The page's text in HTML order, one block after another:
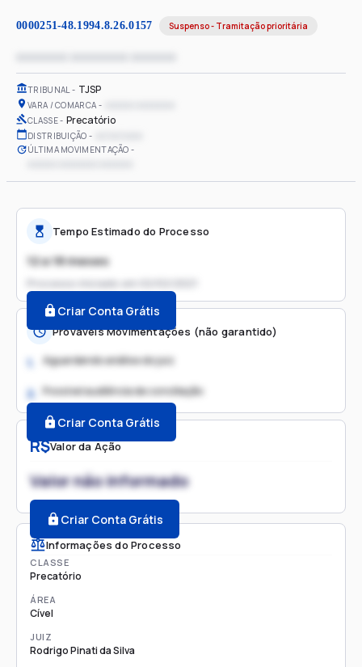
0000251-48.1994.8.26.0157 Suspenso - Tramitação prioritária
TRIBUNAL TJSP
VARA / COMARCA
CLASSE Precatório
DISTRIBUIÇÃO
ÚLTIMA MOVIMENTAÇÃO
R$Valor da Ação
Valor não informado
Criar Conta Grátis
Informações do Processo
CLASSE
Precatório
ÁREA
Cível
JUIZ
Rodrigo Pinati da Silva
Tempo Estimado do Processo
12 a 18 meses
Processo iniciado em
Criar Conta Grátis
Prováveis Movimentações (não garantido)
1. Aguardando análise do juiz
2. Possível audiência de conciliação
Criar Conta Grátis